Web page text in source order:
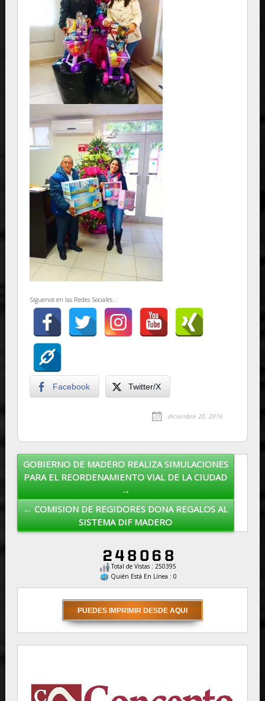
Siguenos en las Redes Sociales...
Facebook Twitter/X
diciembre 20, 2016
Post navigation
GOBIERNO DE MADERO REALIZA SIMULACIONES
PARA EL REORDENAMIENTO VIAL DE LA CIUDAD
→
← COMISION DE REGIDORES DONA REGALOS AL
SISTEMA DIF MADERO
Total de Vistas : 250395
Quién Está En Línea : 0